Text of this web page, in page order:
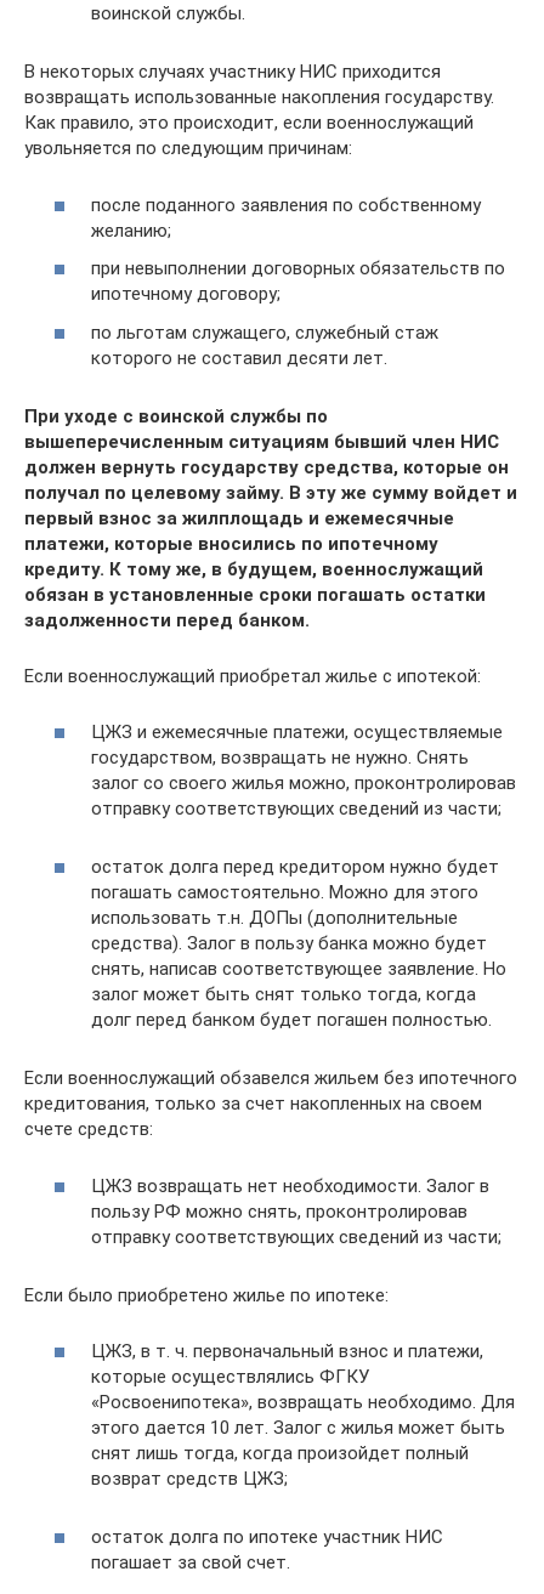
воинской службы.
В некоторых случаях участнику НИС приходится
возвращать использованные накопления государству.
Как правило, это происходит, если военнослужащий
увольняется по следующим причинам:
после поданного заявления по собственному
желанию;
при невыполнении договорных обязательств по
ипотечному договору;
по льготам служащего, служебный стаж
которого не составил десяти лет.
При уходе с воинской службы по
вышеперечисленным ситуациям бывший член НИС
должен вернуть государству средства, которые он
получал по целевому займу. В эту же сумму войдет и
первый взнос за жилплощадь и ежемесячные
платежи, которые вносились по ипотечному
кредиту. К тому же, в будущем, военнослужащий
обязан в установленные сроки погашать остатки
задолженности перед банком.
Если военнослужащий приобретал жилье с ипотекой:
ЦЖЗ и ежемесячные платежи, осуществляемые
государством, возвращать не нужно. Снять
залог со своего жилья можно, проконтролировав
отправку соответствующих сведений из части;
остаток долга перед кредитором нужно будет
погашать самостоятельно. Можно для этого
использовать т.н. ДОПы (дополнительные
средства). Залог в пользу банка можно будет
снять, написав соответствующее заявление. Но
залог может быть снят только тогда, когда
долг перед банком будет погашен полностью.
Если военнослужащий обзавелся жильем без ипотечного
кредитования, только за счет накопленных на своем
счете средств:
ЦЖЗ возвращать нет необходимости. Залог в
пользу РФ можно снять, проконтролировав
отправку соответствующих сведений из части;
Если было приобретено жилье по ипотеке:
ЦЖЗ, в т. ч. первоначальный взнос и платежи,
которые осуществлялись ФГКУ
«Росвоенипотека», возвращать необходимо. Для
этого дается 10 лет. Залог с жилья может быть
снят лишь тогда, когда произойдет полный
возврат средств ЦЖЗ;
остаток долга по ипотеке участник НИС
погашает за свой счет.